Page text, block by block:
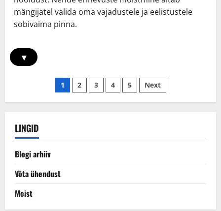
mängijatel valida oma vajadustele ja eelistustele
sobivaima pinna.
▾
Posts
pagination
1 2 3 4 5 Next
LINGID
Blogi arhiiv
Võta ühendust
Meist